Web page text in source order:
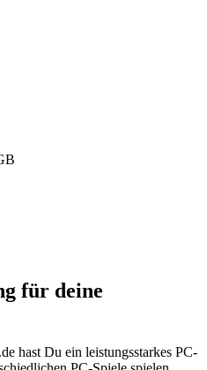
für deine
hast Du ein leistungsstarkes PC-